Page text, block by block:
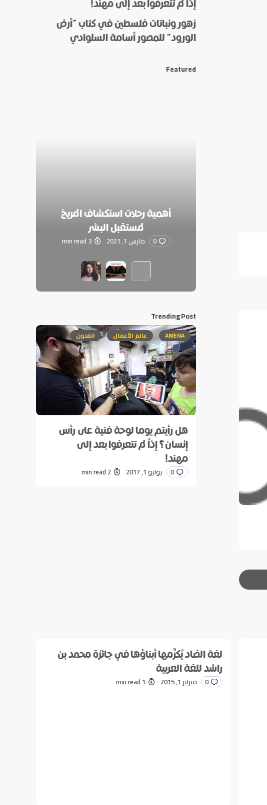
إذاً لم تتعرفوا بعد إلى مهند!
زهور ونباتات فلسطين في كتاب “أرض
الورود” للمصور أسامة السلوادي
Featured
أهمية رحلات استكشاف المريخ
لمستقبل البشر
0 مارس 1, 2021 3 min read
Trending Post
AMENA عالم الأعمال الفنون
هل رأيتم يوما لوحة فنية على رأس
إنسان؟ إذاً لم تتعرفوا بعد إلى
مهند!
0 يوليو 1, 2017 2 min read
لغة الضاد يُكرِّمها أبناؤها في جائزة محمد بن
راشد للغة العربية
0 فبراير 1, 2015 1 min read